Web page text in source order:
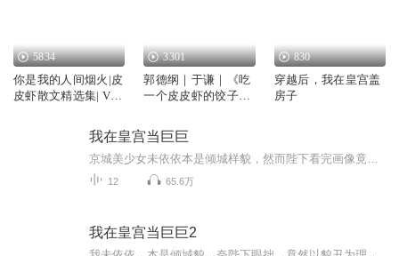
5834
你是我的人间烟火|皮
皮虾散文精选集| VIP
3301
郭德纲｜于谦｜《吃
一个皮皮虾的饺子围
声，雅俗共赏
830
穿越后，我在皇宫盖
房子
我在皇宫当巨巨
12 65.6万
我在皇宫当巨巨2